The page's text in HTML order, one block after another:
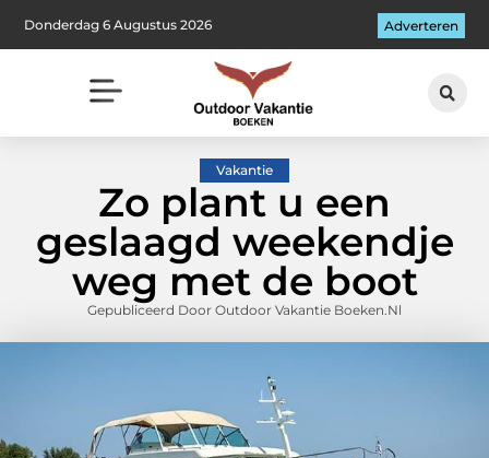
Donderdag 6 Augustus 2026 Adverteren
Vakantie
Zo plant u een
geslaagd weekendje
weg met de boot
Gepubliceerd Door Outdoor Vakantie Boeken.nl